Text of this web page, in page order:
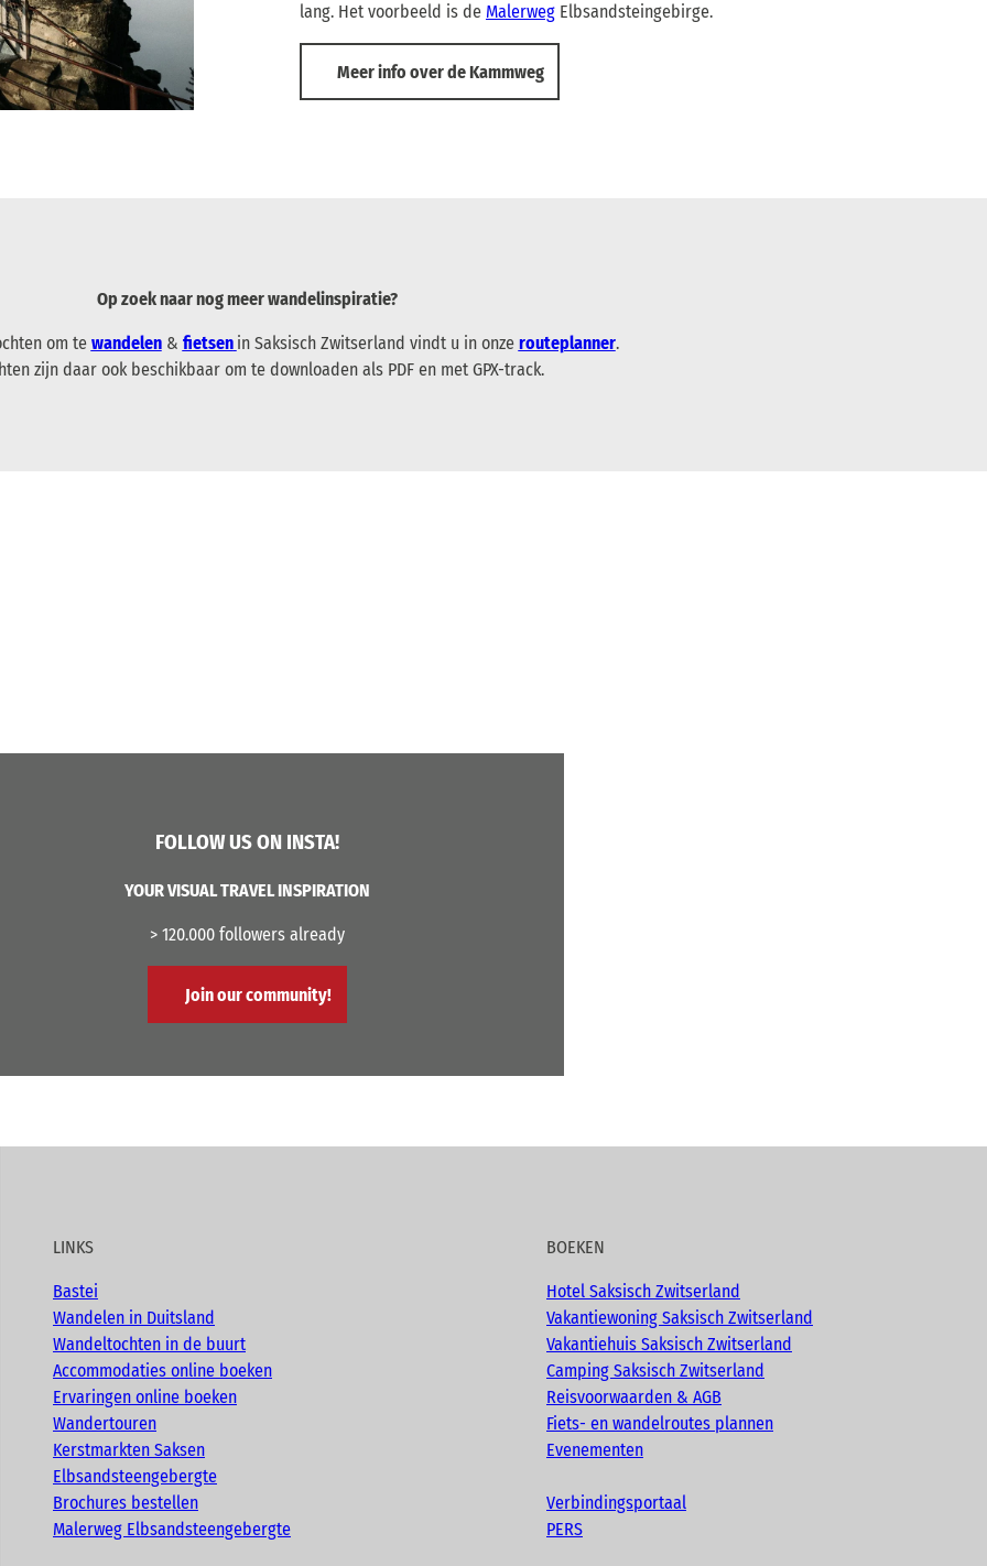
lang. Het voorbeeld is de Malerweg Elbsandsteingebirge.
Meer info over de Kammweg
Op zoek naar nog meer wandelinspiratie?
om te wandelen& fietsen in Saksisch Zwitserland vindt u in onze routeplanner.
zijn daar ook beschikbaar om te downloaden als PDF en met GPX-track.
FOLLOW US ON INSTA!
YOUR VISUAL TRAVEL INSPIRATION
> 120.000 followers already
Join our community!
LINKS
Bastei
Wandelen in Duitsland
Wandeltochten in de buurt
Accommodaties online boeken
Ervaringen online boeken
Wandertouren
Kerstmarkten Saksen
Elbsandsteengebergte
Brochures bestellen
Malerweg Elbsandsteengebergte
BOEKEN
Hotel Saksisch Zwitserland
Vakantiewoning Saksisch Zwitserland
Vakantiehuis Saksisch Zwitserland
Camping Saksisch Zwitserland
Reisvoorwaarden & AGB
Fiets- en wandelroutes plannen
Evenementen
Verbindingsportaal
PERS